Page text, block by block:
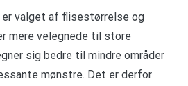
er valget af flisestørrelse og
mere velegnede til store
sig bedre til mindre områder
mønstre. Det er derfor